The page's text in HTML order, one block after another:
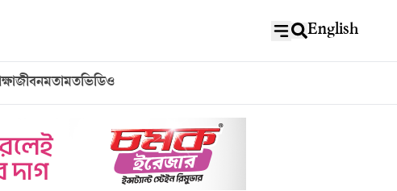
English
জীবনমতামতভিডিও